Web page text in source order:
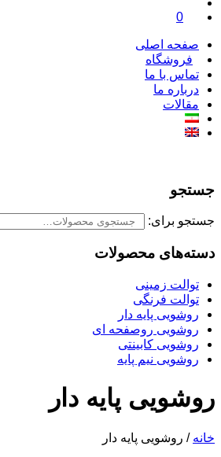
0
صفحه اصلی
فروشگاه
تماس با ما
درباره ما
مقالات
جستجو
جستجو برای:
دسته‌های محصولات
توالت زمینی
توالت فرنگی
روشویی پایه دار
روشویی روصفحه ای
روشویی کابینتی
روشویی نیم پایه
روشویی پایه دار
خانه / روشویی پایه دار